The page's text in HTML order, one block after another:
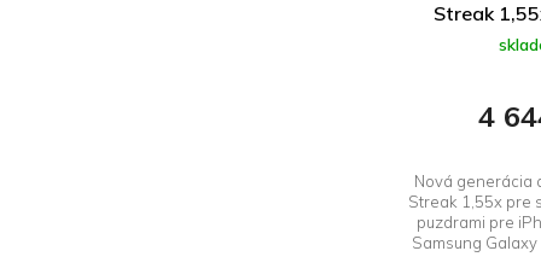
Streak
4
Nová generácia
Streak 1,55x pre
puzdrami pre
Samsung Galaxy